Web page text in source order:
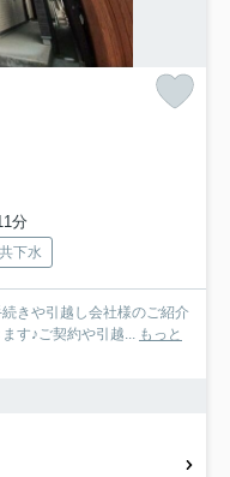
分
下水
きや引越し会社様のご紹介
す♪ご契約や引越... もっと